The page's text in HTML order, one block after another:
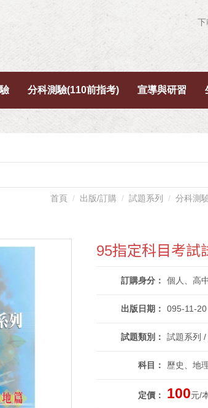
下
分科測驗(110前指考) 宣導與研習
首頁 出版/訂購 試題系列 分科測
95指定科目考試
訂購身分 個人、高
出版日期 095-11-20
試題類別 試題系列
科目 歷史、地
定價 100元/